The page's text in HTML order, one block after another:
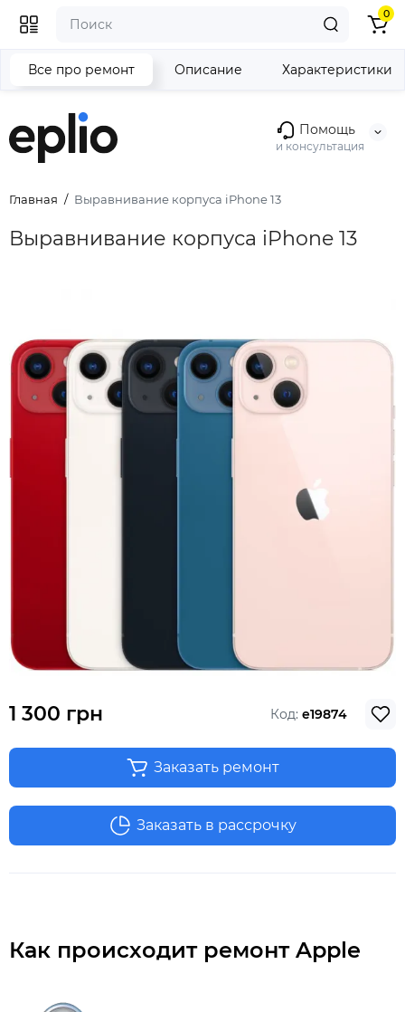
Помощь
и консультация
0
Главная Выравнивание корпуса iPhone 13
Выравнивание корпуса iPhone 13
Все про ремонт Описание Характеристики
1 300 грн Код: e19874
Заказать ремонт
Заказать в рассрочку
Как происходит ремонт Apple